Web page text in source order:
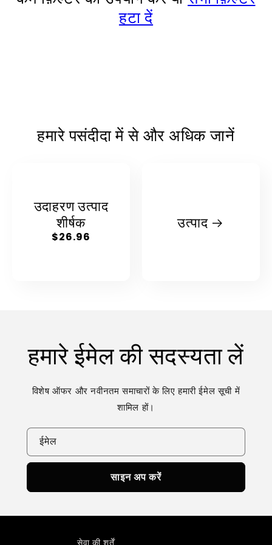
हटा दें
हमारे पसंदीदा में से और अधिक जानें
उदाहरण उत्पाद
शीर्षक
नियमित
$26.96
उत्पाद
हमारे ईमेल की सदस्यता लें
विशेष ऑफर और नवीनतम समाचारों के लिए हमारी ईमेल सूची में
शामिल हों।
ईमेल
साइन अप करें
सेवा की शर्तें